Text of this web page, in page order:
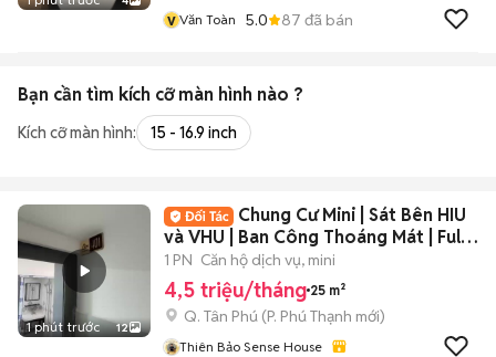
v Văn Toàn 5.0 87 đã bán
Bạn cần tìm kích cỡ màn hình nào ?
Kích cỡ màn hình: 15 - 16.9 inch
1 phút trước 12
Chung Cư Mini | Sát Bên HIU
và VHU | Ban Công Thoáng Mát | Full
NT
1 PN Căn hộ dịch vụ, mini
4,5 triệu/tháng 25 m²
Q. Tân Phú (P. Phú Thạnh mới)
Thiên Bảo Sense House